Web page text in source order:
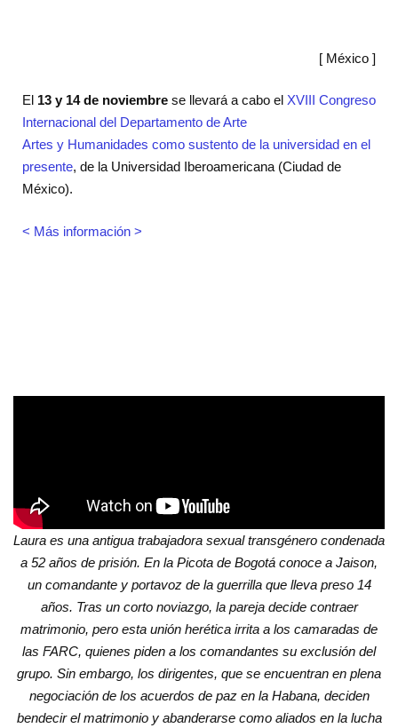
[ México ]
El 13 y 14 de noviembre se llevará a cabo el XVIII Congreso
Internacional del Departamento de Arte
Artes y Humanidades como sustento de la universidad en el
presente, de la Universidad Iberoamericana (Ciudad de
México).
< Más información >
Laura es una antigua trabajadora sexual transgénero condenada
a 52 años de prisión. En la Picota de Bogotá conoce a Jaison,
un comandante y portavoz de la guerrilla que lleva preso 14
años. Tras un corto noviazgo, la pareja decide contraer
matrimonio, pero esta unión herética irrita a los camaradas de
las FARC, quienes piden a los comandantes su exclusión del
grupo. Sin embargo, los dirigentes, que se encuentran en plena
negociación de los acuerdos de paz en la Habana, deciden
bendecir el matrimonio y abanderarse como aliados en la lucha